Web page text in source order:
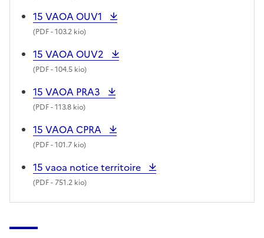
15 VAOA OUV1
(PDF- 103.2 kio)
15 VAOA OUV2
(PDF- 104.5 kio)
15 VAOA PRA3
(PDF- 113.8 kio)
15 VAOA CPRA
(PDF- 101.7 kio)
15 vaoa notice territoire
(PDF- 751.2 kio)